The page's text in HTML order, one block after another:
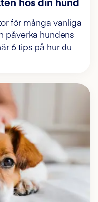
för många vanliga
påverka hundens
6 tips på hur du